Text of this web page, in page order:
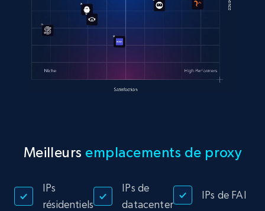
Meilleurs emplacements de proxy
IPs
résidentiels
IPs de
datacenter
IPs de FAI